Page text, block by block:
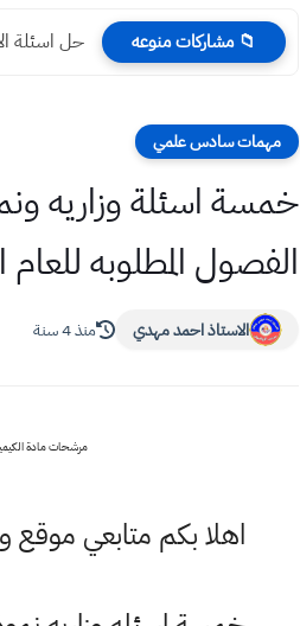
📁 مشاركات منوعه حل اسئلة
مهمات سادس علمي
خمسة اسئلة وزاريه
الفصول المطلوبه للعام الحالي
الاستاذ احمد مهدي منذ 4 سنة
مرشحات مادة
اهلا بكم متابعي